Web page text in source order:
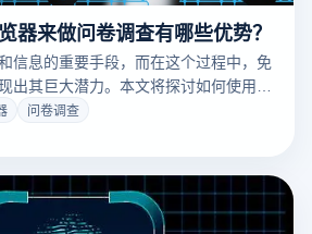
器来做问卷调查有哪些优势？
信息的重要手段，而在这个过程中，免
出其巨大潜力。本文将探讨如何使用指
，并分析其优势。
问卷调查